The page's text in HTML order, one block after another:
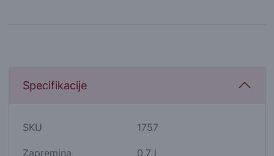
Specifikacije
SKU 1757
Zapremina 0,7 l